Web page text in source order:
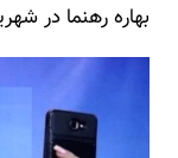
بهاره رهنما در شهریور ۱۳۹۶ با امیر خسرو عباسی